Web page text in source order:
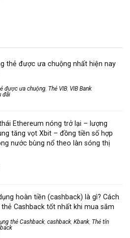
thẻ được ưa chuộng nhất hiện nay
được ưa chuộng, Thẻ VIB, VIB Bank
đãi
Ethereum nóng trở lại – lượng
tăng vọt Xbit – đồng tiền số hợp
nước bùng nổ theo làn sóng thị
hoàn tiền (cashback) là gì? Cách
Cashback tốt nhất khi mua sắm
thẻ Cashback, cashback, Kbank, Thẻ tín